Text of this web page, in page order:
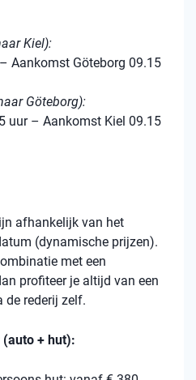
Kiel):
Aankomst Göteborg 09.15
Göteborg):
uur – Aankomst Kiel 09.15
afhankelijk van het
(dynamische prijzen).
met een
profiteer je altijd van een
de rederij zelf.
+ hut):